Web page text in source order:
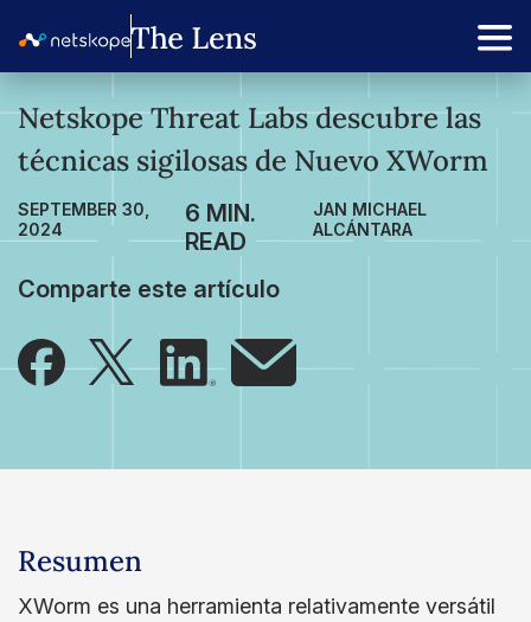
Netskope Threat Labs descubre las
técnicas sigilosas de Nuevo XWorm
SEPTEMBER 30,
2024
JAN MICHAEL
ALCÁNTARA
Comparte este artículo
Resumen
XWorm es una herramienta relativamente versátil